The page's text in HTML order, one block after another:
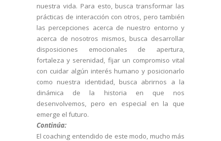
nuestra vida. Para esto, busca transformar las
prácticas de interacción con otros, pero también
las percepciones acerca de nuestro entorno y
acerca de nosotros mismos, busca desarrollar
disposiciones emocionales de apertura,
fortaleza y serenidad, fijar un compromiso vital
con cuidar algún interés humano y posicionarlo
como nuestra identidad, busca abrirnos a la
dinámica de la historia en que nos
desenvolvemos, pero en especial en la que
emerge el futuro.
Continúa:
El coaching entendido de este modo, mucho más